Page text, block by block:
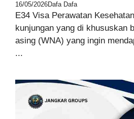
16/05/2026Dafa Dafa
E34 Visa Perawatan
kunjungan yang di khususkan
asing (WNA) yang ingin
...